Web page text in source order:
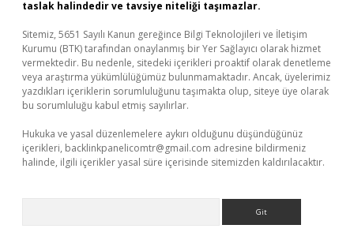
taslak halindedir ve tavsiye niteliği taşımazlar.
Sitemiz, 5651 Sayılı Kanun gereğince Bilgi Teknolojileri ve İletişim
Kurumu (BTK) tarafından onaylanmış bir Yer Sağlayıcı olarak hizmet
vermektedir. Bu nedenle, sitedeki içerikleri proaktif olarak denetleme
veya araştırma yükümlülüğümüz bulunmamaktadır. Ancak, üyelerimiz
yazdıkları içeriklerin sorumluluğunu taşımakta olup, siteye üye olarak
bu sorumluluğu kabul etmiş sayılırlar.
Hukuka ve yasal düzenlemelere aykırı olduğunu düşündüğünüz
içerikleri, backlinkpanelicomtr@gmail.com adresine bildirmeniz
halinde, ilgili içerikler yasal süre içerisinde sitemizden kaldırılacaktır.